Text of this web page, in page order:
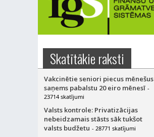
Skatītākie raksti
Vakcinētie seniori piecus mēnešus
saņems pabalstu 20 eiro mēnesī -
23714 skatījumi
Valsts kontrole: Privatizācijas
nebeidzamais stāsts sāk tukšot
valsts budžetu - 28771 skatījumi